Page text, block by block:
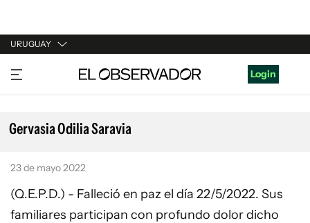
URUGUAY
URUGUAY
ARGENTINA
ESPAÑA
Login
Gervasia Odilia Saravia
23 de mayo 2022
(Q.E.P.D.) - Falleció en paz el día 22/5/2022. Sus
familiares participan con profundo dolor dicho